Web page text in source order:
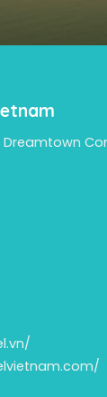
Dreamtown